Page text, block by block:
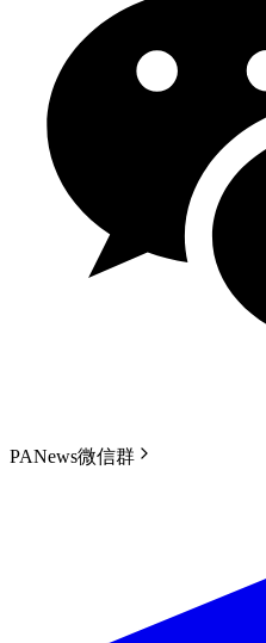
PANews微信群